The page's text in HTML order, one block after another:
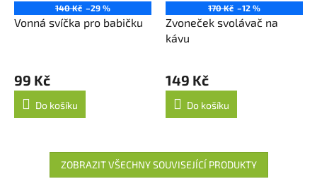
140 Kč –29 %
Vonná svíčka pro babičku
99 Kč
Do košíku
170 Kč –12 %
Zvoneček svolávač na
kávu
hodnocení
produktu
5,0
hvězdiček.
149 Kč
Do košíku
ZOBRAZIT VŠECHNY SOUVISEJÍCÍ PRODUKTY